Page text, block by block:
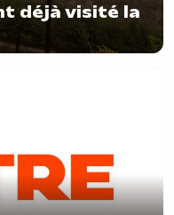
déjà visité la